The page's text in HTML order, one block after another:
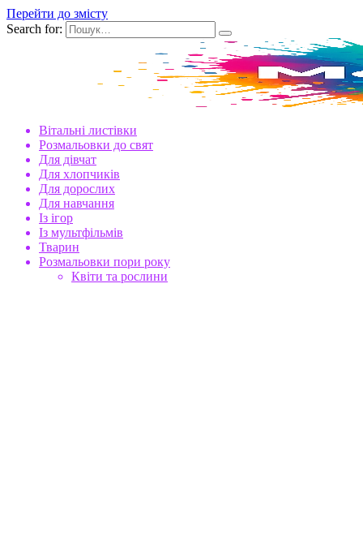
Перейти до змісту
Search for:
Вітальні листівки
Розмальовки до свят
Для дівчат
Для хлопчиків
Для дорослих
Для навчання
Із ігор
Із мультфільмів
Тварин
Розмальовки пори року
Квіти та рослини